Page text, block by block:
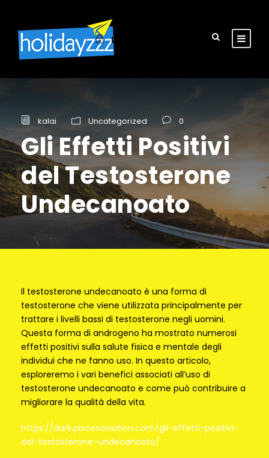
Login
kalai Uncategorized 0
Gli Effetti Positivi
del Testosterone
Undecanoato
Il testosterone undecanoato è una forma di
testosterone che viene utilizzata principalmente per
trattare i livelli bassi di testosterone negli uomini.
Questa forma di androgeno ha mostrato numerosi
effetti positivi sulla salute fisica e mentale degli
individui che ne fanno uso. In questo articolo,
esploreremo i vari benefici associati all’uso di
testosterone undecanoato e come può contribuire a
migliorare la qualità della vita.
https://dark.piscesaviation.com/gli-effetti-positivi-
del-testosterone-undecanoato/